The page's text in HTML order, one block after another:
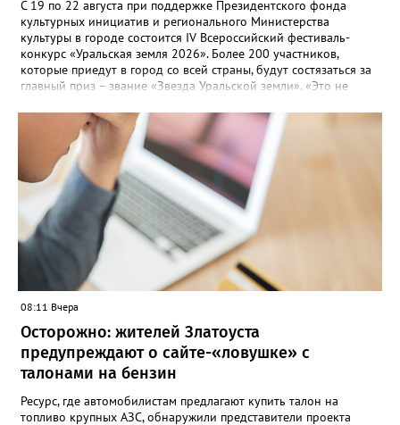
С 19 по 22 августа при поддержке Президентского фонда
культурных инициатив и регионального Министерства
культуры в городе состоится IV Всероссийский фестиваль-
конкурс «Уральская земля 2026». Более 200 участников,
которые приедут в город со всей страны, будут состязаться за
главный приз – звание «Звезда Уральской земли». «Это не
прослушивания участников, мастер-классы от ведущих
наставников, выступления победителей прошлых лет и
приглашённых артистов», - сообщает оргкомитет. Вход на все
фестивальные мероприятия будет свободным. В 2025 году в
фестивале участвовали 26 финалистов из городов
Челябинской, Свердловской, Курганской, Оренбургской
областей, Ханты-Мансийского автономного округа и
Республики Башкортостан. Приглашённой звездой стал
идейный вдохновитель, организатор фестиваля, эстрадный
певец, победитель главного патриотического конкурса страны
«Солдатский конверт», лауреат премии в области культуры и
искусства «Золотая лира», участник телевизионных проектов
на Первом канале, обладатель звания «Голос страны» Алексей
Ковин.
08:11 Вчера
Осторожно: жителей Златоуста
предупреждают о сайте-«ловушке» с
талонами на бензин
Ресурс, где автомобилистам предлагают купить талон на
топливо крупных АЗС, обнаружили представители проекта